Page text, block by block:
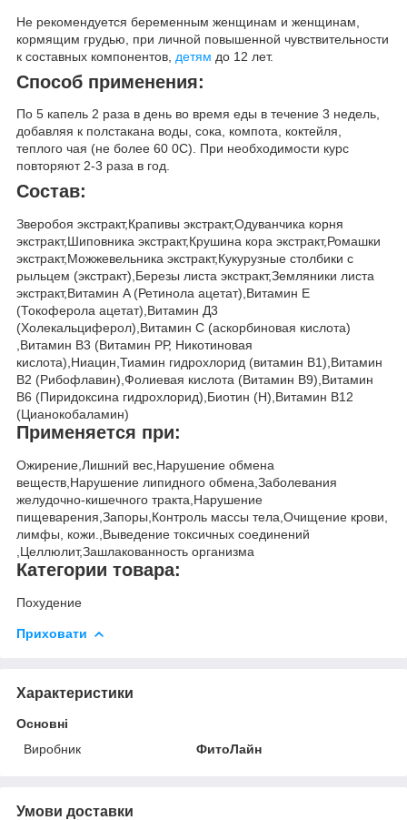
Не рекомендуется беременным женщинам и женщинам,
кормящим грудью, при личной повышенной чувствительности
к составных компонентов, детям до 12 лет.
Способ применения:
По 5 капель 2 раза в день во время еды в течение 3 недель,
добавляя к полстакана воды, сока, компота, коктейля,
теплого чая (не более 60 0С). При необходимости курс
повторяют 2-3 раза в год.
Состав:
Зверобоя экстракт,Крапивы экстракт,Одуванчика корня
экстракт,Шиповника экстракт,Крушина кора экстракт,Ромашки
экстракт,Можжевельника экстракт,Кукурузные столбики с
рыльцем (экстракт),Березы листа экстракт,Земляники листа
экстракт,Витамин A (Ретинола ацетат),Витамин Е
(Токоферола ацетат),Витамин Д3
(Холекальциферол),Витамин С (аскорбиновая кислота)
,Витамин В3 (Витамин РР, Никотиновая
кислота),Ниацин,Тиамин гидрохлорид (витамин В1),Витамин
В2 (Рибофлавин),Фолиевая кислота (Витамин В9),Витамин
В6 (Пиридоксина гидрохлорид),Биотин (Н),Витамин B12
(Цианокобаламин)
Применяется при:
Ожирение,Лишний вес,Нарушение обмена
веществ,Нарушение липидного обмена,Заболевания
желудочно-кишечного тракта,Нарушение
пищеварения,Запоры,Контроль массы тела,Очищение крови,
лимфы, кожи.,Выведение токсичных соединений
,Целлюлит,Зашлакованность организма
Категории товара:
Похудение
Приховати
Характеристики
Основні
Виробник
ФитоЛайн
Умови доставки